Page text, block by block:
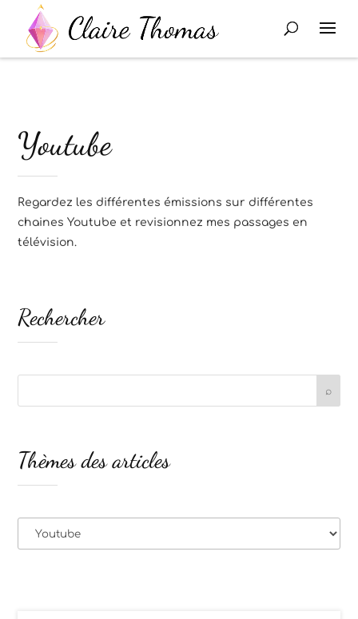
Youtube
Regardez les différentes émissions sur différentes
chaines Youtube et revisionnez mes passages en
télévision.
Rechercher
Thèmes des articles
Thèmes
des